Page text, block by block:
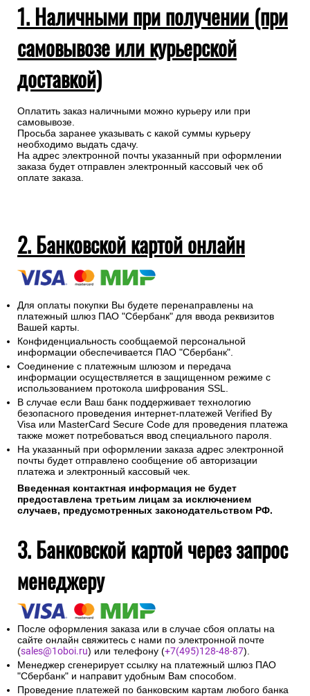
1. Наличными при получении (при
самовывозе или курьерской
доставкой)
Оплатить заказ наличными можно курьеру или при
самовывозе.
Просьба заранее указывать с какой суммы курьеру
необходимо выдать сдачу.
На адрес электронной почты указанный при оформлении
заказа будет отправлен электронный кассовый чек об
оплате заказа.
2. Банковской картой онлайн
Для оплаты покупки Вы будете перенаправлены на
платежный шлюз ПАО "Сбербанк" для ввода реквизитов
Вашей карты.
Конфиденциальность сообщаемой персональной
информации обеспечивается ПАО "Сбербанк".
Соединение с платежным шлюзом и передача
информации осуществляется в защищенном режиме с
использованием протокола шифрования SSL.
В случае если Ваш банк поддерживает технологию
безопасного проведения интернет-платежей Verified By
Visa или MasterCard Secure Code для проведения платежа
также может потребоваться ввод специального пароля.
На указанный при оформлении заказа адрес электронной
почты будет отправлено сообщение об авторизации
платежа и электронный кассовый чек.
Введенная контактная информация не будет
предоставлена третьим лицам за исключением
случаев, предусмотренных законодательством РФ.
3. Банковской картой через запрос
менеджеру
После оформления заказа или в случае сбоя оплаты на
сайте онлайн свяжитесь с нами по электронной почте
(sales@1oboi.ru) или телефону (+7(495)128-48-87).
Менеджер сгенерирует ссылку на платежный шлюз ПАО
"Сбербанк" и направит удобным Вам способом.
Проведение платежей по банковским картам любого банка